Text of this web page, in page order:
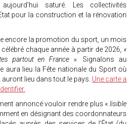
saturé. Les collectivités
pour la construction et la rénovation
encore la promotion du sport, un mois
chaque année à partir de 2026, «
partout en France ». Signalons au
aura lieu la Fête nationale du Sport où
lieu dans tout le pays. Une carte a
annoncé vouloir rendre plus « lisible
en désignant des coordonnateurs